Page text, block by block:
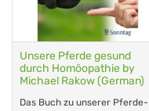
Unsere Pferde gesund
durch Homöopathie by
Michael Rakow (German)
Das Buch zu unserer Pferde-